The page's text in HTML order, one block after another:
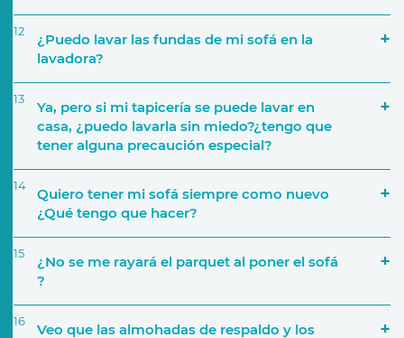
Tejido y tapicerías
Si por ejemplo decides crear una composición de
cinco módulos, podrás elegir una tapicería
añadir diferentes telas para los cojines
decorativos.
12
¿Puedo lavar las fundas de mi sofá en la
lavadora?
13
Ya, pero si mi tapicería se puede lavar en
casa, ¿puedo lavarla sin miedo?¿tengo que
tener alguna precaución especial?
14
Quiero tener mi sofá siempre como nuevo
¿Qué tengo que hacer?
15
¿No se me rayará el parquet al poner el sofá
?
16
Veo que las almohadas de respaldo y los